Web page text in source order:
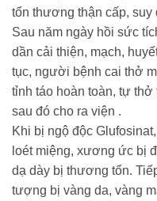
tổn thương thận cấp,
Sau năm ngày hồi sức
dần cải thiện, mạch,
tục, người bệnh cai thở
tỉnh táo hoàn toàn, tự
sau đó cho ra viện .
Khi bị ngộ độc
loét miệng, xương ức bị
dạ dày bị thương tổn.
tượng bị vàng da, vàng